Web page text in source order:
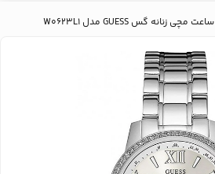
ساعت مچی زنانه گس GUESS مدل W0623L1